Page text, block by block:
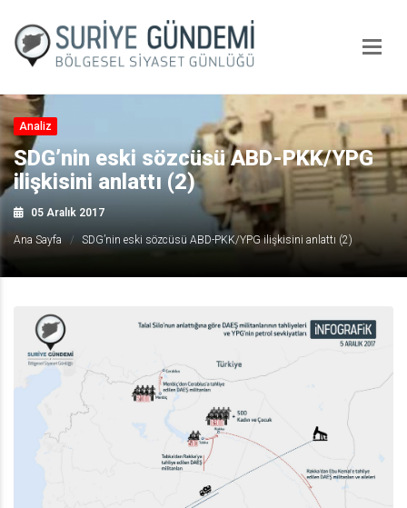
Analiz
SDG’nin eski sözcüsü ABD-PKK/YPG
ilişkisini anlattı (2)
05 Aralık 2017
Ana Sayfa SDG’nin eski sözcüsü ABD-PKK/YPG ilişkisini anlattı (2)